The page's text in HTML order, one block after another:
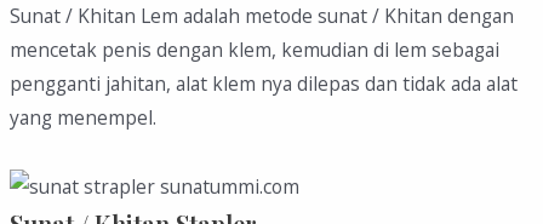
Sunat / Khitan Lem adalah metode sunat / Khitan dengan
mencetak penis dengan klem, kemudian di lem sebagai
pengganti jahitan, alat klem nya dilepas dan tidak ada alat
yang menempel.